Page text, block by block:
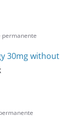
permanente
30mg without